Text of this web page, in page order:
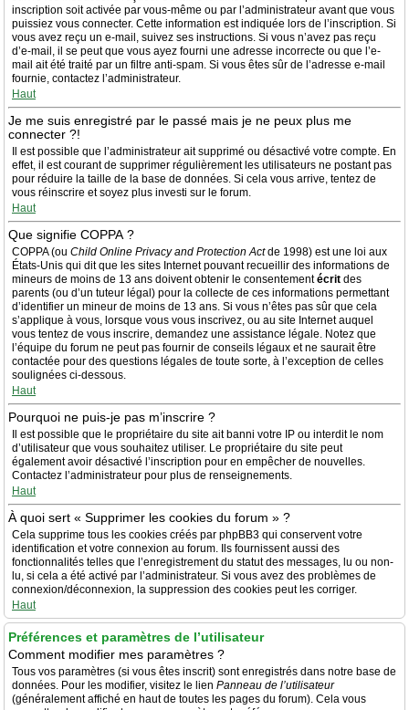
inscription soit activée par vous-même ou par l’administrateur avant que vous
puissiez vous connecter. Cette information est indiquée lors de l’inscription. Si
vous avez reçu un e-mail, suivez ses instructions. Si vous n’avez pas reçu
d’e-mail, il se peut que vous ayez fourni une adresse incorrecte ou que l’e-
mail ait été traité par un filtre anti-spam. Si vous êtes sûr de l’adresse e-mail
fournie, contactez l’administrateur.
Haut
Je me suis enregistré par le passé mais je ne peux plus me
connecter ?!
Il est possible que l’administrateur ait supprimé ou désactivé votre compte. En
effet, il est courant de supprimer régulièrement les utilisateurs ne postant pas
pour réduire la taille de la base de données. Si cela vous arrive, tentez de
vous réinscrire et soyez plus investi sur le forum.
Haut
Que signifie COPPA ?
COPPA (ou Child Online Privacy and Protection Actde 1998) est une loi aux
États-Unis qui dit que les sites Internet pouvant recueillir des informations de
mineurs de moins de 13 ans doivent obtenir le consentementécrit des
parents (ou d’un tuteur légal) pour la collecte de ces informations permettant
d’identifier un mineur de moins de 13 ans. Si vous n’êtes pas sûr que cela
s’applique à vous, lorsque vous vous inscrivez, ou au site Internet auquel
vous tentez de vous inscrire, demandez une assistance légale. Notez que
l’équipe du forum ne peut pas fournir de conseils légaux et ne saurait être
contactée pour des questions légales de toute sorte, à l’exception de celles
soulignées ci-dessous.
Haut
Pourquoi ne puis-je pas m’inscrire ?
Il est possible que le propriétaire du site ait banni votre IP ou interdit le nom
d’utilisateur que vous souhaitez utiliser. Le propriétaire du site peut
également avoir désactivé l’inscription pour en empêcher de nouvelles.
Contactez l’administrateur pour plus de renseignements.
Haut
À quoi sert « Supprimer les cookies du forum » ?
Cela supprime tous les cookies créés par phpBB3 qui conservent votre
identification et votre connexion au forum. Ils fournissent aussi des
fonctionnalités telles que l’enregistrement du statut des messages, lu ou non-
lu, si cela a été activé par l’administrateur. Si vous avez des problèmes de
connexion/déconnexion, la suppression des cookies peut les corriger.
Haut
Préférences et paramètres de l’utilisateur
Comment modifier mes paramètres ?
Tous vos paramètres (si vous êtes inscrit) sont enregistrés dans notre base de
données. Pour les modifier, visitez le lien Panneau de l’utilisateur
(généralement affiché en haut de toutes les pages du forum). Cela vous